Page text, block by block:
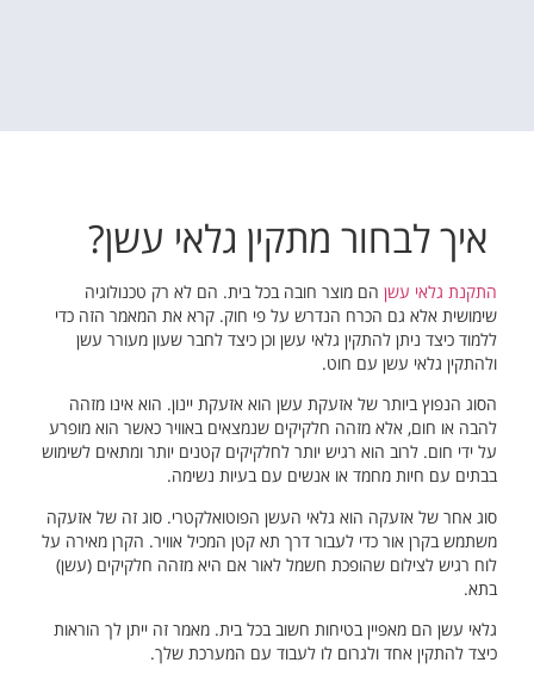
איך לבחור מתקין גלאי עשן?
התקנת גלאי עשן הם מוצר חובה בכל בית. הם לא רק טכנולוגיה
שימושית אלא גם הכרח הנדרש על פי חוק. קרא את המאמר הזה כדי
ללמוד כיצד ניתן להתקין גלאי עשן וכן כיצד לחבר שעון מעורר עשן
ולהתקין גלאי עשן עם חוט.
הסוג הנפוץ ביותר של אזעקת עשן הוא אזעקת יינון. הוא אינו מזהה
להבה או חום, אלא מזהה חלקיקים שנמצאים באוויר כאשר הוא מופרע
על ידי חום. לרוב הוא רגיש יותר לחלקיקים קטנים יותר ומתאים לשימוש
בבתים עם חיות מחמד או אנשים עם בעיות נשימה.
סוג אחר של אזעקה הוא גלאי העשן הפוטואלקטרי. סוג זה של אזעקה
משתמש בקרן אור כדי לעבור דרך תא קטן המכיל אוויר. הקרן מאירה על
לוח רגיש לצילום שהופכת חשמל לאור אם היא מזהה חלקיקים (עשן)
בתא.
גלאי עשן הם מאפיין בטיחות חשוב בכל בית. מאמר זה ייתן לך הוראות
כיצד להתקין אחד ולגרום לו לעבוד עם המערכת שלך.